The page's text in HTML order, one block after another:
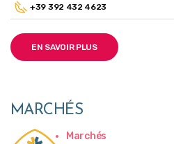
+39 392 432 4623
EN SAVOIR PLUS
MARCHÉS
Marchés